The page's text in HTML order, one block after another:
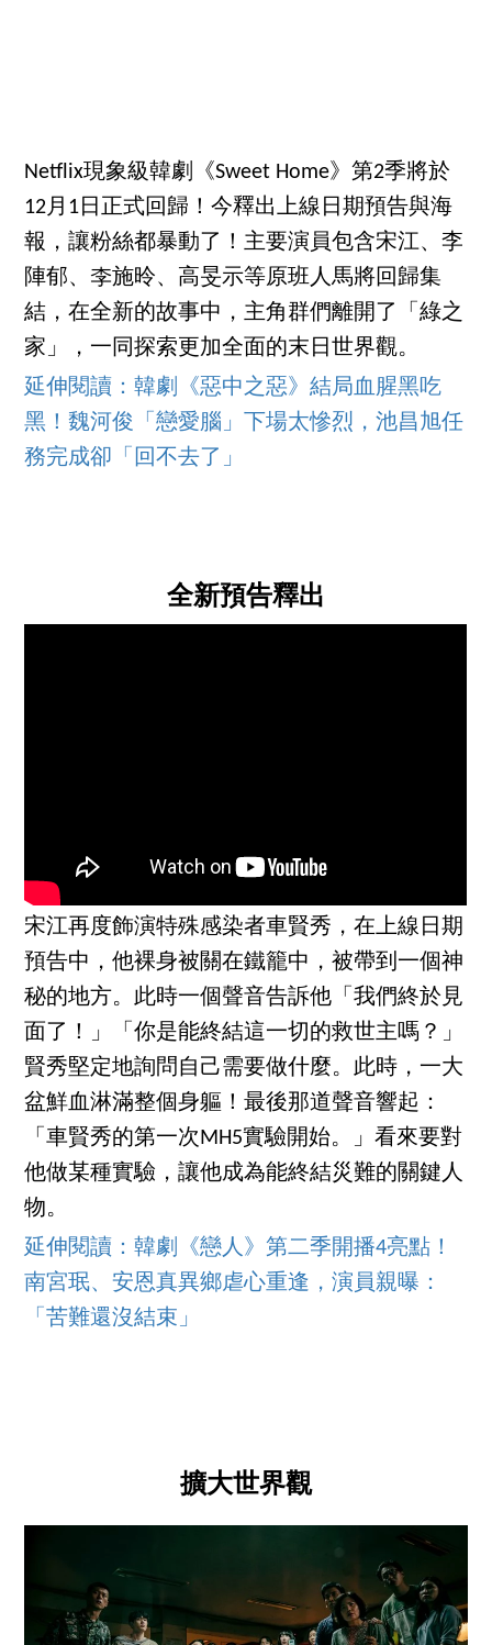
Netflix現象級韓劇《Sweet Home》第2季將於
12月1日正式回歸！今釋出上線日期預告與海
報，讓粉絲都暴動了！主要演員包含宋江、李
陣郁、李施昤、高旻示等原班人馬將回歸集
結，在全新的故事中，主角群們離開了「綠之
家」，一同探索更加全面的末日世界觀。
延伸閱讀：韓劇《惡中之惡》結局血腥黑吃
黑！魏河俊「戀愛腦」下場太慘烈，池昌旭任
務完成卻「回不去了」
全新預告釋出
宋江再度飾演特殊感染者車賢秀，在上線日期
預告中，他裸身被關在鐵籠中，被帶到一個神
秘的地方。此時一個聲音告訴他「我們終於見
面了！」「你是能終結這一切的救世主嗎？」
賢秀堅定地詢問自己需要做什麼。此時，一大
盆鮮血淋滿整個身軀！最後那道聲音響起：
「車賢秀的第一次MH5實驗開始。」看來要對
他做某種實驗，讓他成為能終結災難的關鍵人
物。
延伸閱讀：韓劇《戀人》第二季開播4亮點！
南宮珉、安恩真異鄉虐心重逢，演員親曝：
「苦難還沒結束」
擴大世界觀